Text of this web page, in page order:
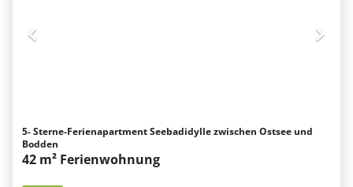
5- Sterne-Ferienapartment Seebadidylle zwischen Ostsee und
Bodden
42 m² Ferienwohnung